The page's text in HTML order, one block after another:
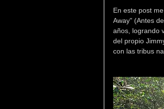
En este post
Away" (Antes
años, logrando
del propio
con las tribus